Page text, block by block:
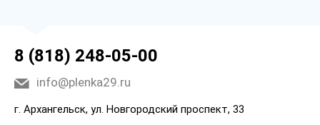
8 (818) 248-05-00
info@plenka29.ru
г. Архангельск, ул. Новгородский проспект, 33